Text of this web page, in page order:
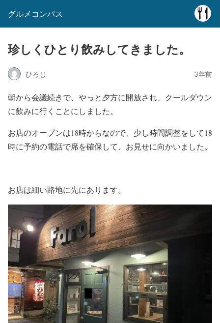
グルメコンパス
珍しくひとり飲みしてきました。
ひろじ 3年前
朝から会議続きで、やっと夕方に開放され、クールダウン
に飲みに行くことにしました。
お店のオープンは18時からなので、少し時間調整をして18
時に予約の電話で席を確保して、お見せに向かいました。
お店は細い路地に先にあります。